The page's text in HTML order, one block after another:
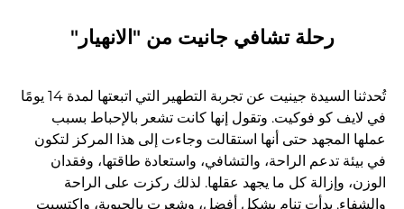
رحلة تشافي جانيت من "الانهيار"
تُحدثنا السيدة جينيت عن تجربة التطهير التي اتبعتها لمدة 14 يومًا
في لايف كو فوكيت. وتقول إنها كانت تشعر بالإحباط بسبب
عملها المجهد حتى أنها استقالت وجاءت إلى هذا المركز لتكون
في بيئة تدعم الراحة، والتشافي، واستعادة طاقتها، وفقدان
الوزن، وإزالة كل ما يجهد عقلها. لذلك ركزت على الراحة
والشفاء. بدأت تنام بشكل أفضل، وشعرت بالحيوية، واكتسبت